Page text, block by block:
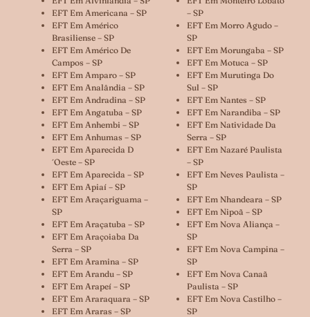
EFT Em Americana – SP
EFT Em Américo
Brasiliense – SP
EFT Em Américo De
Campos – SP
EFT Em Amparo – SP
EFT Em Analândia – SP
EFT Em Andradina – SP
EFT Em Angatuba – SP
EFT Em Anhembi – SP
EFT Em Anhumas – SP
EFT Em Aparecida D
´oeste – SP
EFT Em Aparecida – SP
EFT Em Apiaí – SP
EFT Em Araçariguama –
SP
EFT Em Araçatuba – SP
EFT Em Araçoiaba Da
Serra – SP
EFT Em Aramina – SP
EFT Em Arandu – SP
EFT Em Arapeí – SP
EFT Em Araraquara – SP
EFT Em Araras – SP
– SP
EFT Em Morro Agudo –
SP
EFT Em Morungaba – SP
EFT Em Motuca – SP
EFT Em Murutinga Do
Sul – SP
EFT Em Nantes – SP
EFT Em Narandiba – SP
EFT Em Natividade Da
Serra – SP
EFT Em Nazaré Paulista
– SP
EFT Em Neves Paulista –
SP
EFT Em Nhandeara – SP
EFT Em Nipoã – SP
EFT Em Nova Aliança –
SP
EFT Em Nova Campina –
SP
EFT Em Nova Canaã
Paulista – SP
EFT Em Nova Castilho –
SP